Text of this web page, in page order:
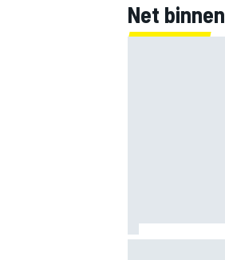
Net binnen